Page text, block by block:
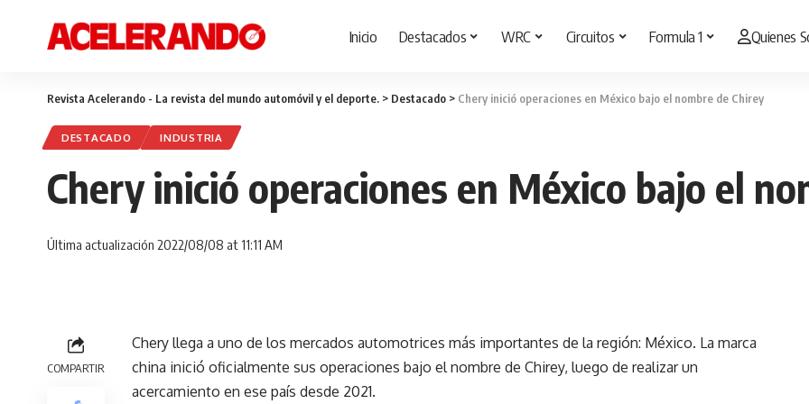
Inicio Destacados WRC Circuitos Formula 1 Quienes
Revista Acelerando - La revista del mundo automóvil y el deporte. > Destacado > Chery inició operaciones en México bajo el nombre de Chirey
DESTACADO INDUSTRIA
Chery inició operaciones en México bajo el
Última actualización 2022/08/08 at 11:11 AM
COMPARTIR
Chery llega a uno de los mercados automotrices más importantes de la región: México. La marca
china inició oficialmente sus operaciones bajo el nombre de Chirey, luego de realizar un
acercamiento en ese país desde 2021.